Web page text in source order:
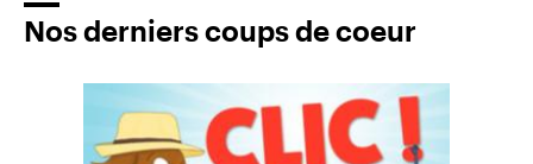
Nos derniers coups de coeur